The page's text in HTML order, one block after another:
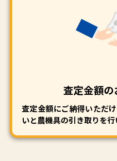
査定金額
査定金額にご納得いただ
いと農機具の引き取りを行